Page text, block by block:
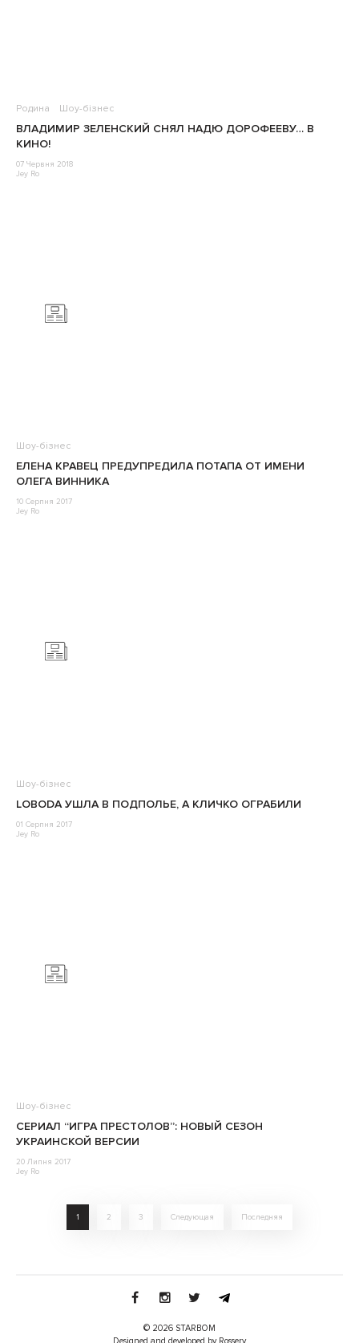
Родина Шоу-бізнес
ВЛАДИМИР ЗЕЛЕНСКИЙ СНЯЛ НАДЮ ДОРОФЕЕВУ… В
КИНО!
07 Червня 2018
Jey Ro
Шоу-бізнес
ЕЛЕНА КРАВЕЦ ПРЕДУПРЕДИЛА ПОТАПА ОТ ИМЕНИ
ОЛЕГА ВИННИКА
10 Серпня 2017
Jey Ro
Шоу-бізнес
LOBODA УШЛА В ПОДПОЛЬЕ, А КЛИЧКО ОГРАБИЛИ
01 Серпня 2017
Jey Ro
Шоу-бізнес
СЕРИАЛ “ИГРА ПРЕСТОЛОВ”: НОВЫЙ СЕЗОН
УКРАИНСКОЙ ВЕРСИИ
20 Липня 2017
Jey Ro
1 2 3 Следующая Последняя
© 2026 STARBOM